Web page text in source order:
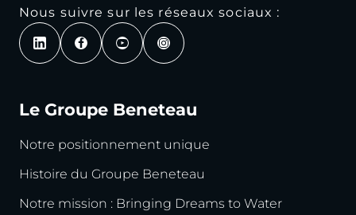
Nous suivre sur les réseaux sociaux :
Le Groupe Beneteau
Notre positionnement unique
Histoire du Groupe Beneteau
Notre mission : Bringing Dreams to Water